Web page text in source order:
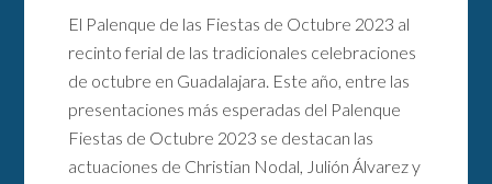
El Palenque de las Fiestas de Octubre 2023 al
recinto ferial de las tradicionales celebraciones
de octubre en Guadalajara. Este año, entre las
presentaciones más esperadas del Palenque
Fiestas de Octubre 2023 se destacan las
actuaciones de Christian Nodal, Julión Álvarez y